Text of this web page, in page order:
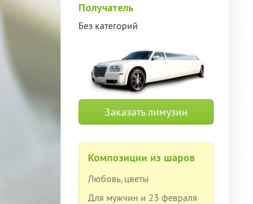
Получатель
Без категорий
Заказать лимузин
Композиции из шаров
Любовь, цветы
Для мужчин и 23 февраля